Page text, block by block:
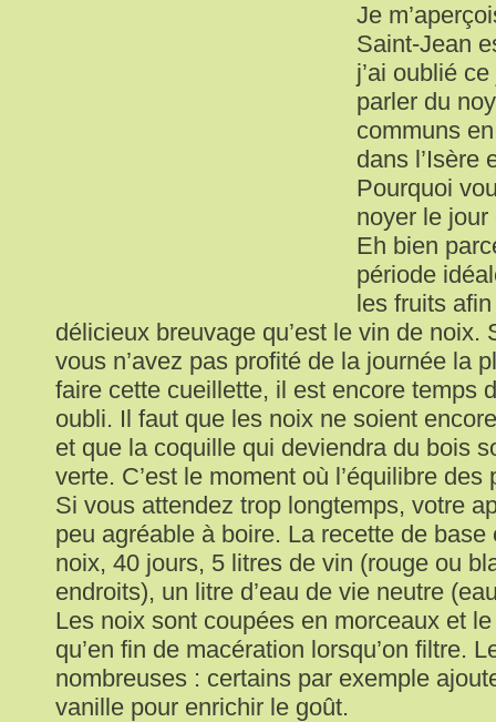
Je
Saint-Jean
j’ai oublié
parler du
communs
dans l’Isère
Pourquoi
noyer le
Eh bien
période
les fruits
délicieux breuvage qu’est le vin de noix.
vous n’avez pas profité de la journée la
faire cette cueillette, il est encore temps
oubli. Il faut que les noix ne soient
et que la coquille qui deviendra du bois
verte. C’est le moment où l’équilibre
Si vous attendez trop longtemps, votre
peu agréable à boire. La recette de base
noix, 40 jours, 5 litres de vin (rouge ou
endroits), un litre d’eau de vie neutre
Les noix sont coupées en morceaux et le
qu’en fin de macération lorsqu’on filtre.
nombreuses : certains par exemple
vanille pour enrichir le goût.